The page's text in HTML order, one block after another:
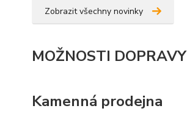
Zobrazit všechny novinky
MOŽNOSTI DOPRAVY
Kamenná prodejna